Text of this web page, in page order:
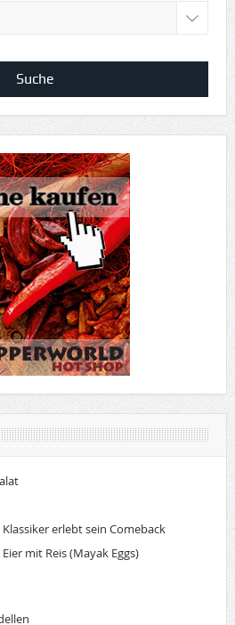
erlebt sein Comeback
mit Reis (Mayak Eggs)